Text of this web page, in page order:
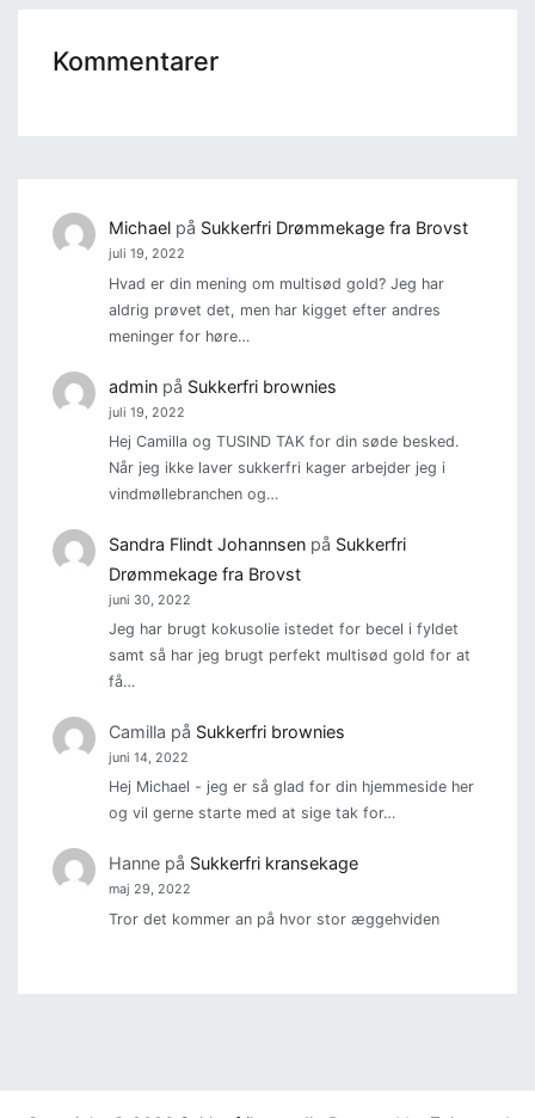
Kommentarer
Michaelpå Sukkerfri Drømmekage fra Brovst
juli 19, 2022
Hvad er din mening om multisød gold? Jeg har
aldrig prøvet det, men har kigget efter andres
meninger for høre…
adminpå Sukkerfri brownies
juli 19, 2022
Hej Camilla og TUSIND TAK for din søde besked.
Når jeg ikke laver sukkerfri kager arbejder jeg i
vindmøllebranchen og…
Sandra Flindt Johannsenpå Sukkerfri
Drømmekage fra Brovst
juni 30, 2022
Jeg har brugt kokusolie istedet for becel i fyldet
samt så har jeg brugt perfekt multisød gold for at
få…
Camilla på Sukkerfri brownies
juni 14, 2022
Hej Michael - jeg er så glad for din hjemmeside her
og vil gerne starte med at sige tak for…
Hannepå Sukkerfri kransekage
maj 29, 2022
Tror det kommer an på hvor stor æggehviden